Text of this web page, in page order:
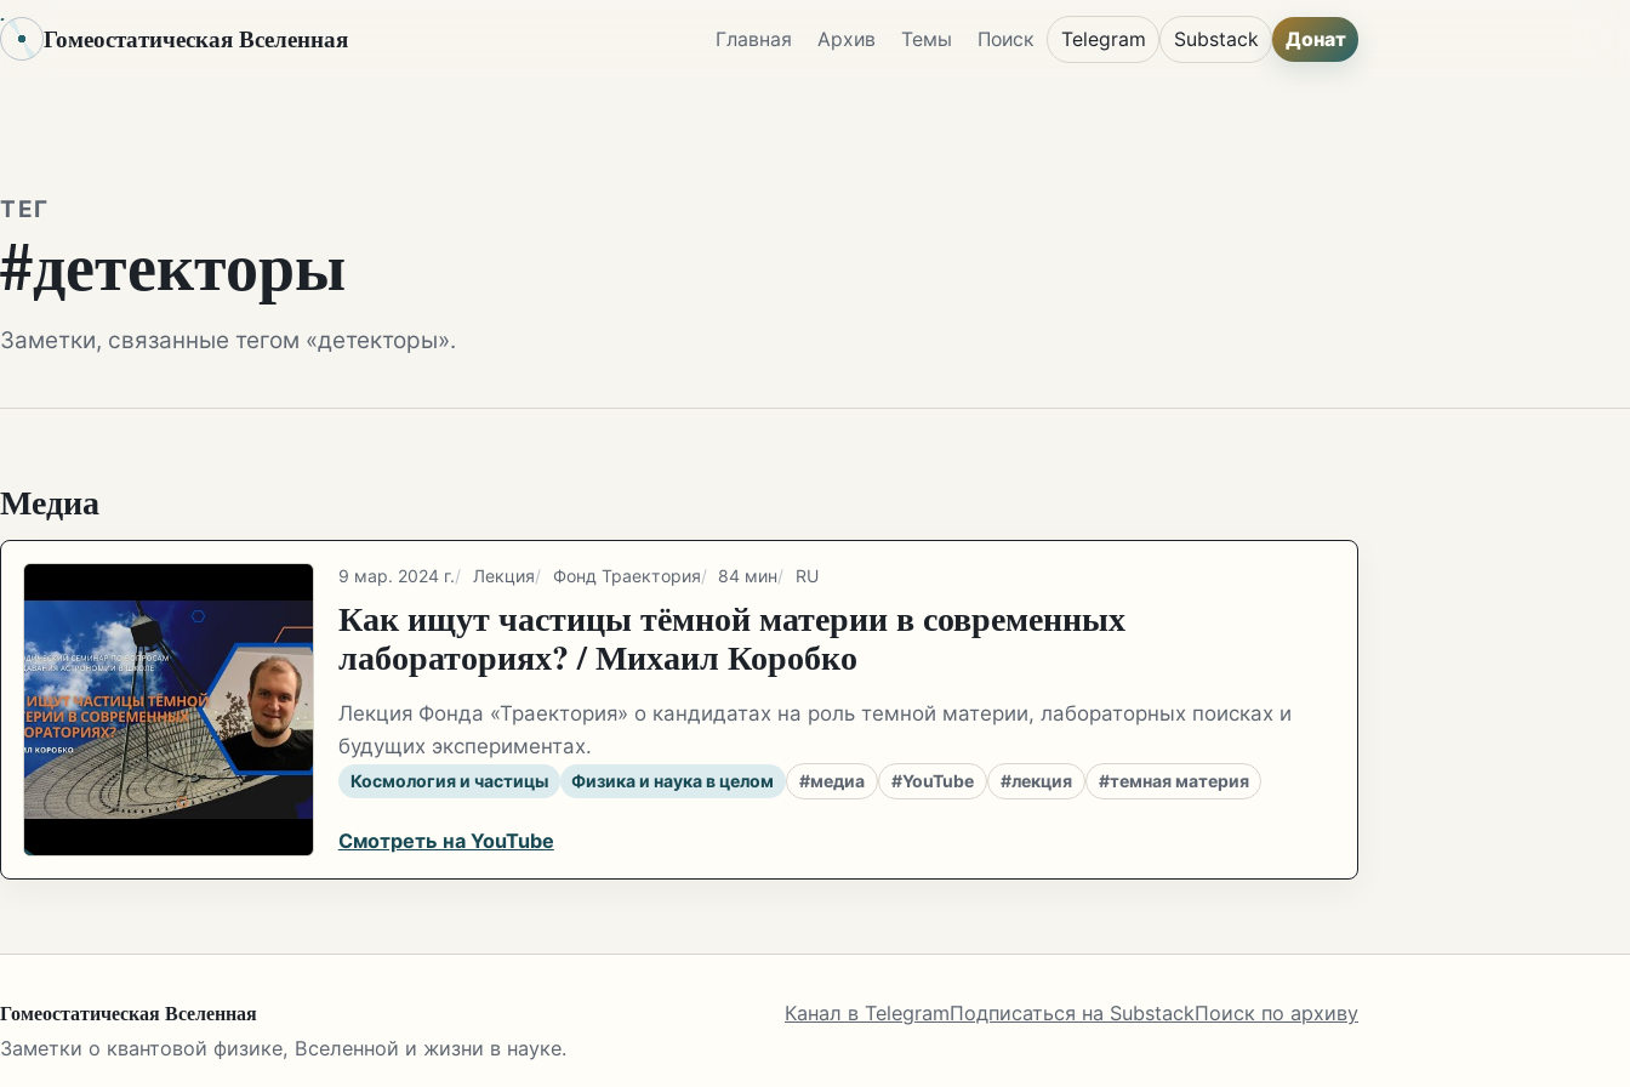
Гомеостатическая Вселенная Главная Архив Темы Поиск Telegram Substack Донат
ТЕГ
#детекторы
Заметки, связанные тегом «детекторы».
Медиа
9 мар. 2024 г. Лекция Фонд Траектория 84 мин RU
Как ищут частицы тёмной материи в современных
лабораториях? / Михаил Коробко
Лекция Фонда «Траектория» о кандидатах на роль темной материи, лабораторных поисках и
будущих экспериментах.
Космология и частицы Физика и наука в целом #медиа #YouTube #лекция #темная материя
Смотреть на YouTube
Гомеостатическая Вселенная
Заметки о квантовой физике, Вселенной и жизни в науке.
Канал в TelegramПодписаться на SubstackПоиск по архиву